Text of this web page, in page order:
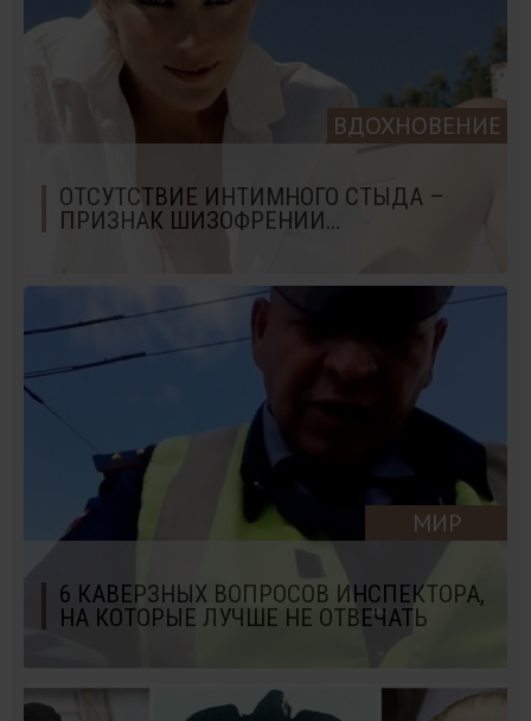
ВДОХНОВЕНИЕ
ОТСУТСТВИЕ ИНТИМНОГО СТЫДА –
ПРИЗНАК ШИЗОФРЕНИИ…
МИР
6 КАВЕРЗНЫХ ВОПРОСОВ ИНСПЕКТОРА,
НА КОТОРЫЕ ЛУЧШЕ НЕ ОТВЕЧАТЬ